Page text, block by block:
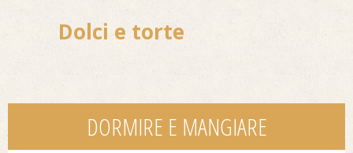
Dolci e torte
DORMIRE E MANGIARE